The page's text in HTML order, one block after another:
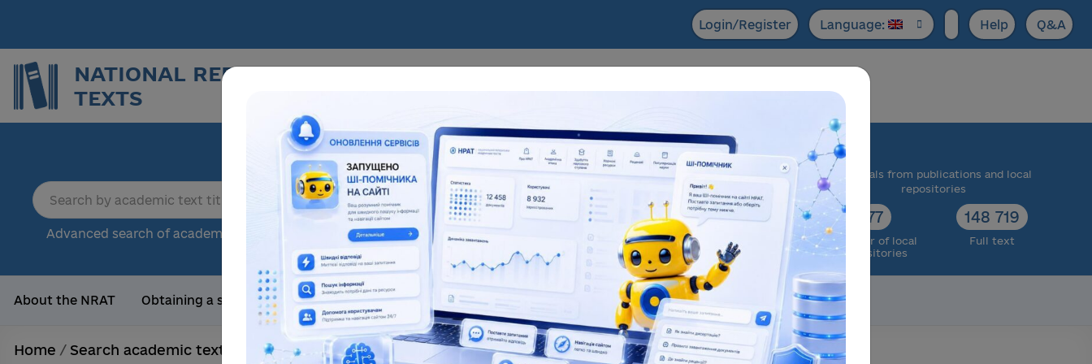
Login/Register Language: Help Q&A
NATIONAL REPOSITORY OF ACADEMIC
TEXTS
Advanced search of academic text
The NRAT database:
Reports in the field of scientific and
scientific and technical activities
186 155
Total number
138 083
Full text
Dissertations for obtaining scientific
degrees and abstracts
181 945
Total number
173 174
Full text
Materials from publications and local
repositories
77
Number of local
repositories
148 719
Full text
About the NRAT Obtaining a scientific degree Useful resources Reviews Popularization of science Scientific data
Home / Search academic texts